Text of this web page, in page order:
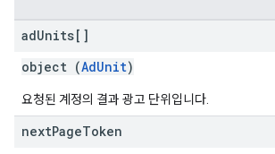
adUnits[]
object (AdUnit)
요청된 계정의 결과 광고 단위입니다.
nextPageToken